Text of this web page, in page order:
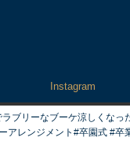
Instagram
ブリーなブーケ涼しくな
レンジメント#卒園式 #